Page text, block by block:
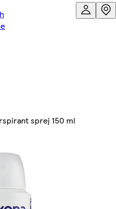
sprej 150 ml